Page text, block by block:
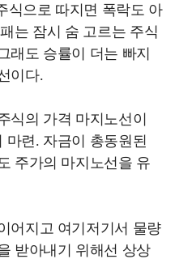
식으로 따지면 폭락도 아
는 잠시 숨 고르는 주식
래도 승률이 더는 빠지
이다.
식의 가격 마지노선이
마련. 자금이 총동원된
주가의 마지노선을 유
어지고 여기저기서 물량
받아내기 위해선 상상